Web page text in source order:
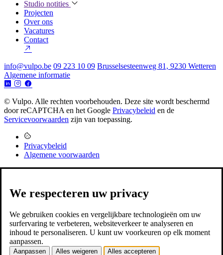
Studio notities
Projecten
Over ons
Vacatures
Contact
info@vulpo.be 09 223 10 09 Brusselsesteenweg 81, 9230 Wetteren
Algemene informatie
© Vulpo. Alle rechten voorbehouden. Deze site wordt beschermd
door reCAPTCHA en het Google Privacybeleid en de
Servicevoorwaarden zijn van toepassing.
Privacybeleid
Algemene voorwaarden
We respecteren uw privacy
We gebruiken cookies en vergelijkbare technologieën om uw
surfervaring te verbeteren, websiteverkeer te analyseren en
inhoud te personaliseren. U kunt uw voorkeuren op elk moment
aanpassen.
Aanpassen Alles weigeren Alles accepteren